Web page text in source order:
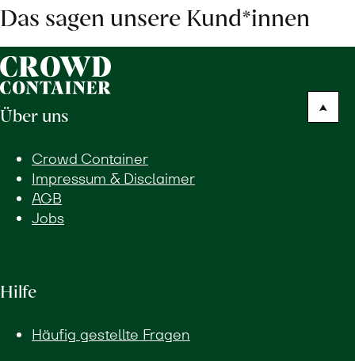
Das sagen unsere Kund*innen
Über uns
Crowd Container
Impressum & Disclaimer
AGB
Jobs
Hilfe
Häufig gestellte Fragen